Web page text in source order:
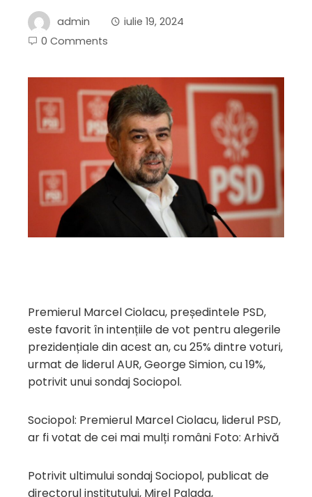
admin
iulie 19, 2024
0 Comments
Premierul Marcel Ciolacu, președintele PSD,
este favorit în intențiile de vot pentru alegerile
prezidențiale din acest an, cu 25% dintre voturi,
urmat de liderul AUR, George Simion, cu 19%,
potrivit unui sondaj Sociopol.
Sociopol: Premierul Marcel Ciolacu, liderul PSD,
ar fi votat de cei mai mulți români Foto: Arhivă
Potrivit ultimului sondaj Sociopol, publicat de
directorul institutului, Mirel Palada,